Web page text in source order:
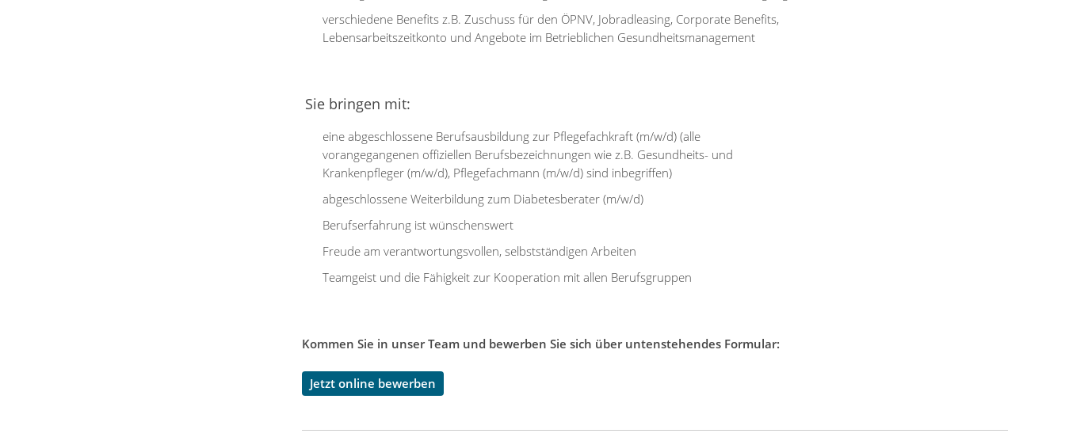
verschiedene Benefits z.B. Zuschuss für den ÖPNV, Jobradleasing, Corporate Benefits,
Lebensarbeitszeitkonto und Angebote im Betrieblichen Gesundheitsmanagement
Sie bringen mit:
eine abgeschlossene Berufsausbildung zur Pflegefachkraft (m/w/d) (alle
vorangegangenen offiziellen Berufsbezeichnungen wie z.B. Gesundheits- und
Krankenpfleger (m/w/d), Pflegefachmann (m/w/d) sind inbegriffen)
abgeschlossene Weiterbildung zum Diabetesberater (m/w/d)
Berufserfahrung ist wünschenswert
Freude am verantwortungsvollen, selbstständigen Arbeiten
Teamgeist und die Fähigkeit zur Kooperation mit allen Berufsgruppen
Kommen Sie in unser Team und bewerben Sie sich über untenstehendes Formular:
Jetzt online bewerben